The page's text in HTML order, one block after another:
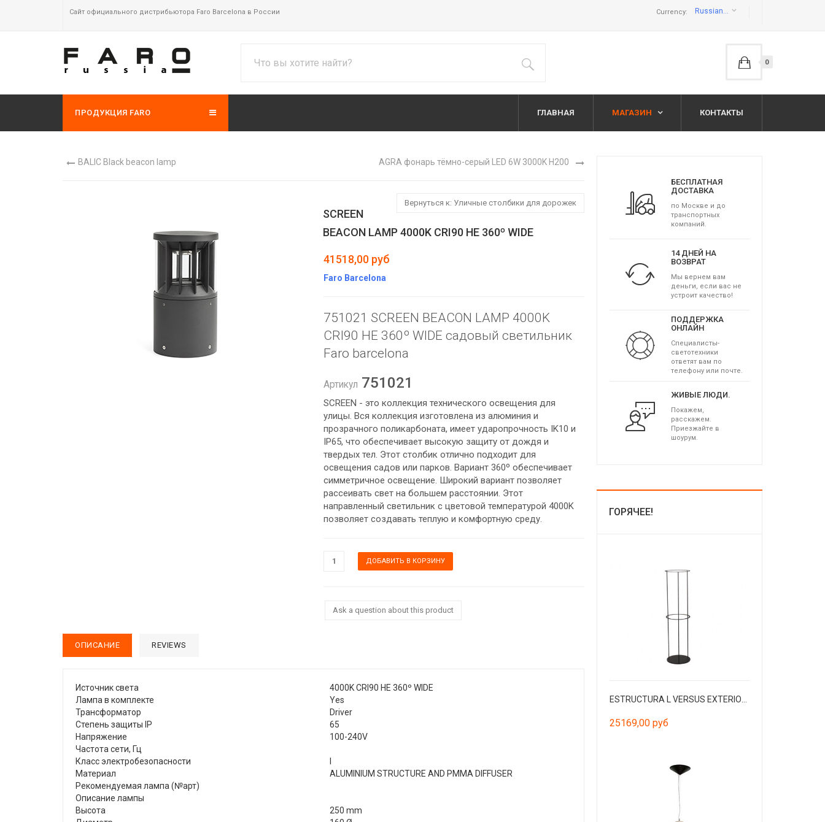
Сайт официального дистрибьютора Faro Barcelona в России Currency: Russian ruble руб
0
ПРОДУКЦИЯ FARO ГЛАВНАЯ МАГАЗИН КОНТАКТЫ
BALIC Black beacon lamp AGRA фонарь тёмно-серый LED 6W 3000K H200
Вернуться к: Уличные столбики для дорожек
SCREEN
BEACON LAMP 4000K CRI90 HE 360º WIDE
41518,00 руб
Faro Barcelona
751021 SCREEN BEACON LAMP 4000K
CRI90 HE 360º WIDE садовый светильник
Faro barcelona
Артикул 751021
SCREEN - это коллекция технического освещения для
улицы. Вся коллекция изготовлена ​​из алюминия и
прозрачного поликарбоната, имеет ударопрочность IK10 и
IP65, что обеспечивает высокую защиту от дождя и
твердых тел. Этот столбик отлично подходит для
освещения садов или парков. Вариант 360º обеспечивает
симметричное освещение. Широкий вариант позволяет
рассеивать свет на большем расстоянии. Этот
направленный светильник с цветовой температурой 4000K
позволяет создавать теплую и комфортную среду.
Ask a question about this product
ОПИСАНИЕ REVIEWS
Источник света
4000K CRI90 HE 360º WIDE
Лампа в комплекте
Yes
Трансформатор
Driver
Степень защиты IP
65
Напряжение
100-240V
Частота сети, Гц
Класс электробезопасности
I
Материал
ALUMINIUM STRUCTURE AND PMMA DIFFUSER
Рекомендуемая лампа (№арт)
Описание лампы
Высота
250 mm
БЕСПЛАТНАЯ
ДОСТАВКА
по Москве и до
транспортных
компаний.
14 ДНЕЙ НА
ВОЗВРАТ
Мы вернем вам
деньги, если вас не
устроит качество!
ПОДДЕРЖКА
ОНЛАЙН
Специалисты-
светотехники
ответят вам по
телефону или почте.
ЖИВЫЕ ЛЮДИ.
Покажем,
расскажем.
Приезжайте в
шоурум.
ГОРЯЧЕЕ!
25169,00 руб